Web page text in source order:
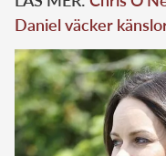
Daniel väcker